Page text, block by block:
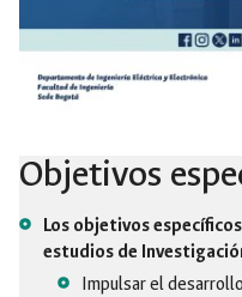
Objetivos
Los objetivos
estudios de
Impulsar el